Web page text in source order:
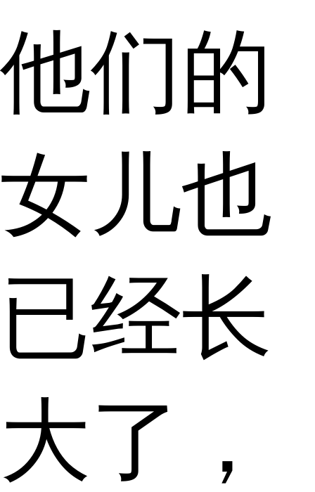
他们的
女儿也
已经长
大了，